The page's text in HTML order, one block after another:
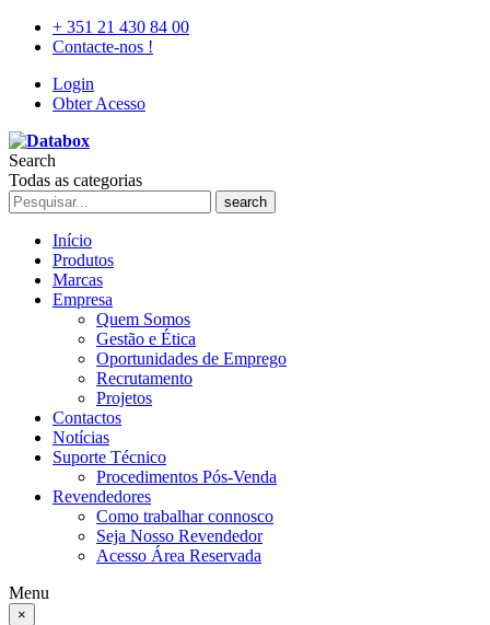
+ 351 21 430 84 00
Contacte-nos !
Login
Obter Acesso
Search
Todas as categorias
search
Início
Produtos
Marcas
Empresa
Quem Somos
Gestão e Ética
Oportunidades de Emprego
Recrutamento
Projetos
Contactos
Notícias
Suporte Técnico
Procedimentos Pós-Venda
Revendedores
Como trabalhar connosco
Seja Nosso Revendedor
Acesso Área Reservada
Menu
×